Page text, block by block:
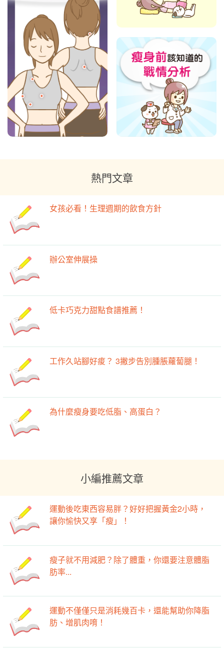
熱門文章
女孩必看！生理週期的飲食方針
辦公室伸展操
低卡巧克力甜點食譜推薦！
工作久站腳好痠？ 3撇步告別腫脹蘿蔔腿！
為什麼瘦身要吃低脂、高蛋白？
小編推薦文章
運動後吃東西容易胖？好好把握黃金2小時，
讓你愉快又享「瘦」！
瘦子就不用減肥？除了體重，你還要注意體脂
肪率...
運動不僅僅只是消耗幾百卡，還能幫助你降脂
肪、增肌肉唷！